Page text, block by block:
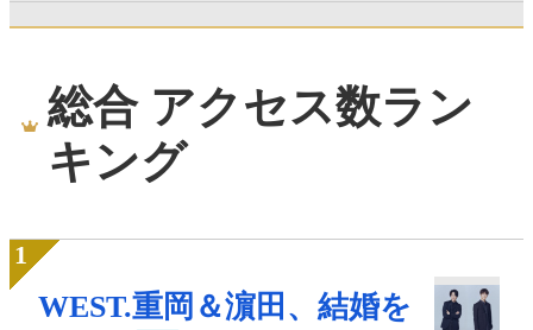
総合 アクセス数ラン
キング
WEST.重岡＆濵田、結婚を